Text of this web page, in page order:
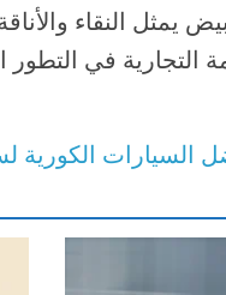
يمثل النقاء
التجارية في
الكورية لسنة